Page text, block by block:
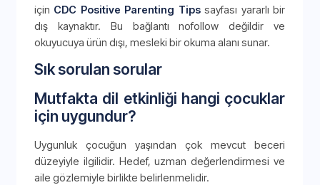
için CDC Positive Parenting Tipssayfası yararlı bir
dış kaynaktır. Bu bağlantı nofollow değildir ve
okuyucuya ürün dışı, mesleki bir okuma alanı sunar.
Sık sorulan sorular
Mutfakta dil etkinliği hangi çocuklar
için uygundur?
Uygunluk çocuğun yaşından çok mevcut beceri
düzeyiyle ilgilidir. Hedef, uzman değerlendirmesi ve
aile gözlemiyle birlikte belirlenmelidir.